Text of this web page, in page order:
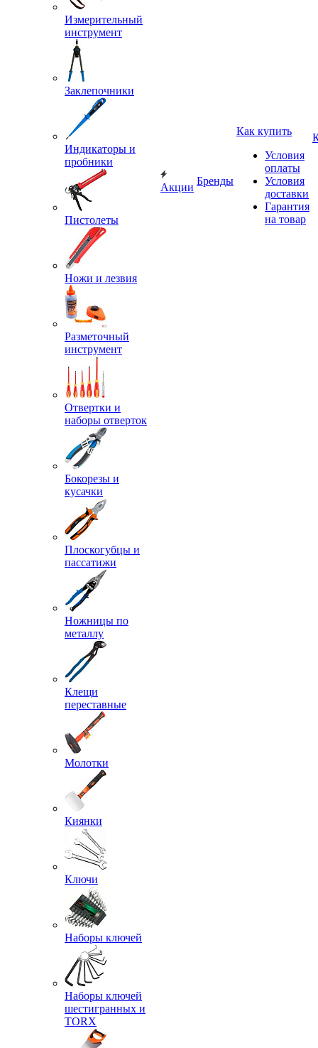
Измерительный
инструмент
Заклепочники
Индикаторы и
пробники
Пистолеты
Ножи и лезвия
Разметочный
инструмент
Отвертки и
наборы отверток
Бокорезы и
кусачки
Плоскогубцы и
пассатижи
Ножницы по
металлу
Клещи
переставные
Молотки
Киянки
Ключи
Наборы ключей
Наборы ключей
шестигранных и
TORX
Акции
Бренды
Как купить
Условия
оплаты
Условия
доставки
Гарантия
на товар